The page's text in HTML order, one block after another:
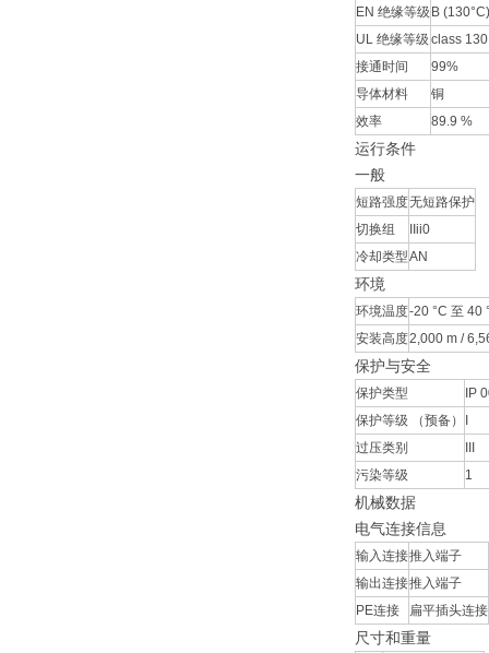
EN 绝缘等级 B (130°C)
UL 绝缘等级 class 130
接通时间
99%
导体材料
铜
效率
89.9 %
运行条件
一般
短路强度无短路保护
切换组
IIii0
冷却类型AN
环境
环境温度-20 °C 至 40
安装高度2,000 m /
保护与安全
保护类型
IP
保护等级 （预备）
过压类别
污染等级
1
机械数据
电气连接信息
输入连接推入端子
输出连接推入端子
PE连接
扁平插头连接
尺寸和重量